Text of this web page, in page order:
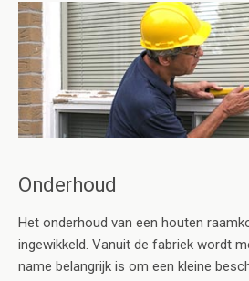
Onderhoud
Het onderhoud van een houten
ingewikkeld. Vanuit de fabriek wordt
name belangrijk is om een kleine